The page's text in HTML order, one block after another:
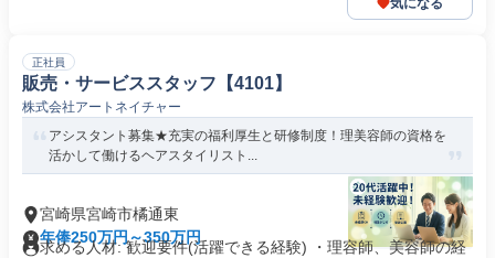
気になる
正社員
販売・サービススタッフ【4101】
株式会社アートネイチャー
アシスタント募集★充実の福利厚生と研修制度！理美容師の資格を
活かして働けるヘアスタイリスト...
宮崎県宮崎市橘通東
年俸250万円～350万円
求める人材: 歓迎要件(活躍できる経験) ・理容師、美容師の経